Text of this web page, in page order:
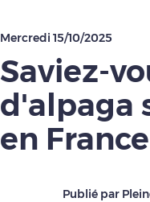
Mercredi 15/10/2025
Saviez-
d'alpaga
en
Publié par